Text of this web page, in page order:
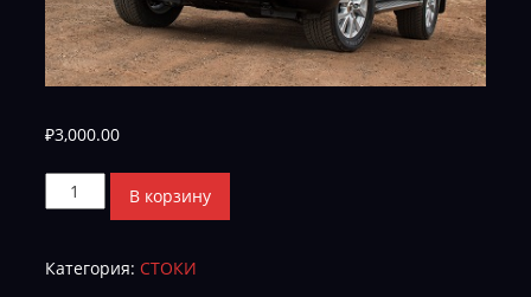
₽3,000.00
Количество
товара
Land
В корзину
Категория: СТОКИ